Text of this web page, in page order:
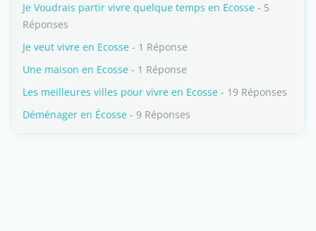
Je Voudrais partir vivre quelque temps en Ecosse - 5
Réponses
Je veut vivre en Ecosse - 1 Réponse
Une maison en Ecosse - 1 Réponse
Les meilleures villes pour vivre en Ecosse - 19 Réponses
Déménager en Écosse - 9 Réponses